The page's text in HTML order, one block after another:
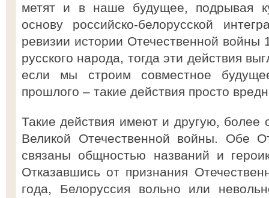
метят и в наше будущее, подрывая
основу российско-белорусской
ревизии истории Отечественной войны
русского народа, тогда эти действия
если мы строим совместное
прошлого – такие действия просто
Такие действия имеют и другую, более
Великой Отечественной войны. Обе
связаны общностью названий и
Отказавшись от признания
года, Белоруссия вольно или